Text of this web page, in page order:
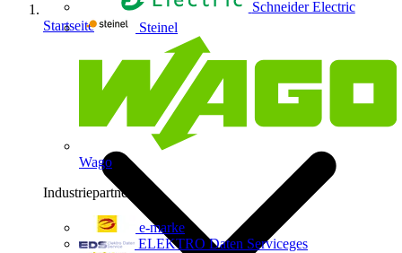
Schneider Electric
Steinel
Wago
Industriepartner
e-marke
ELEKTRO Daten Serviceges
Startseite